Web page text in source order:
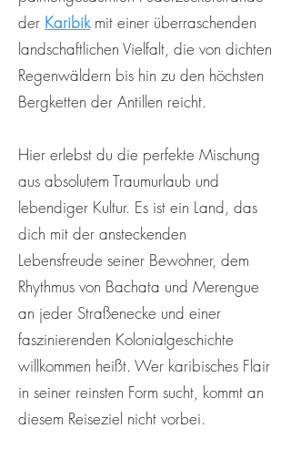
der Karibikmit einer überraschenden
landschaftlichen Vielfalt, die von dichten
Regenwäldern bis hin zu den höchsten
Bergketten der Antillen reicht.
Hier erlebst du die perfekte Mischung
aus absolutem Traumurlaub und
lebendiger Kultur. Es ist ein Land, das
dich mit der ansteckenden
Lebensfreude seiner Bewohner, dem
Rhythmus von Bachata und Merengue
an jeder Straßenecke und einer
faszinierenden Kolonialgeschichte
willkommen heißt. Wer karibisches Flair
in seiner reinsten Form sucht, kommt an
diesem Reiseziel nicht vorbei.